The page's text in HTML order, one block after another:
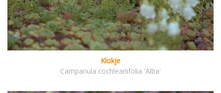
Klokje
Campanula cochleariifolia 'Alba'